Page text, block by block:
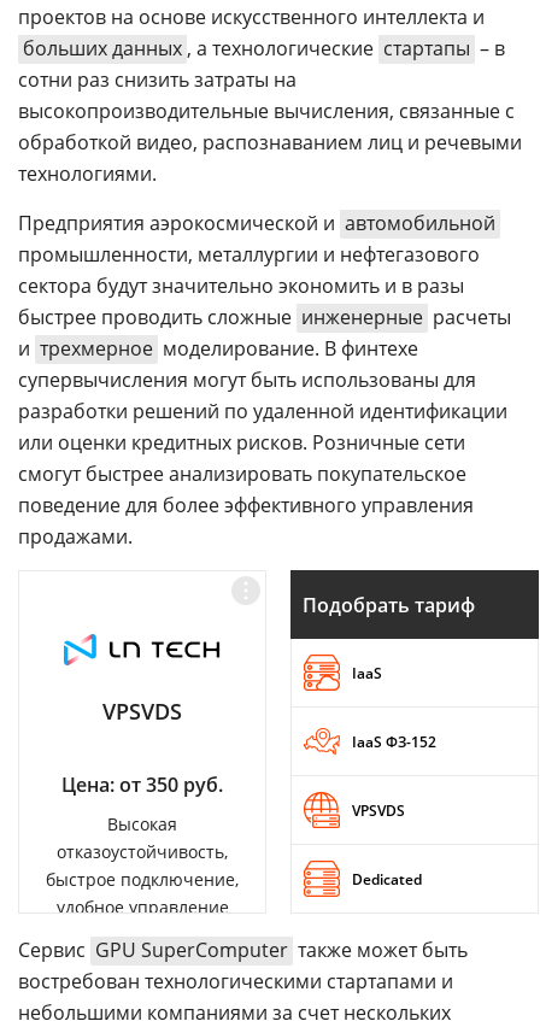
проектов на основе искусственного интеллекта и
больших данных , а технологические стартапы – в
сотни раз снизить затраты на
высокопроизводительные вычисления, связанные с
обработкой видео, распознаванием лиц и речевыми
технологиями.
Предприятия аэрокосмической и автомобильной
промышленности, металлургии и нефтегазового
сектора будут значительно экономить и в разы
быстрее проводить сложные инженерные расчеты
и трехмерное моделирование. В финтехе
супервычисления могут быть использованы для
разработки решений по удаленной идентификации
или оценки кредитных рисков. Розничные сети
смогут быстрее анализировать покупательское
поведение для более эффективного управления
продажами.
VPSVDS
Цена: от 350 руб.
Высокая
отказоустойчивость,
быстрое подключение,
удобное управление
Подобрать тариф
IaaS
IaaS ФЗ-152
VPSVDS
Dedicated
Сервис GPU SuperComputer также может быть
востребован технологическими стартапами и
небольшими компаниями за счет нескольких